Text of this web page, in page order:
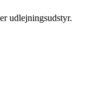
udlejningsudstyr.